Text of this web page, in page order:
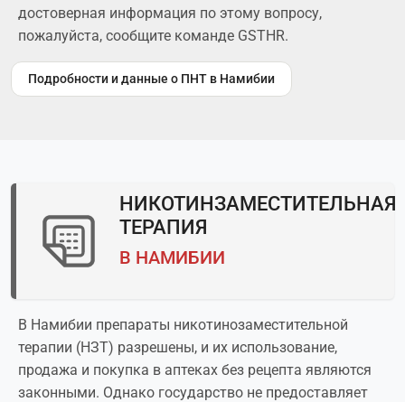
достоверная информация по этому вопросу,
пожалуйста, сообщите команде GSTHR.
Подробности и данные о ПНТ в Намибии
НИКОТИНЗАМЕСТИТЕЛЬНАЯ
ТЕРАПИЯ
В НАМИБИИ
В Намибии препараты никотинозаместительной
терапии (НЗТ) разрешены, и их использование,
продажа и покупка в аптеках без рецепта являются
законными. Однако государство не предоставляет